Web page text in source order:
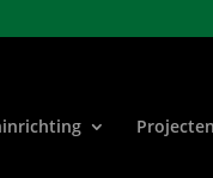
Projecten